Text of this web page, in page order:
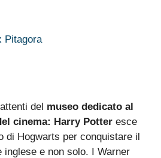
Pitagora
del museo dedicato al
cinema: Harry Potter esce
di Hogwarts per conquistare il
inglese e non solo. I Warner